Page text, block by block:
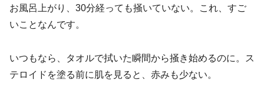
お風呂上がり、30分経っても掻いていない。これ、すご
いことなんです。
いつもなら、タオルで拭いた瞬間から掻き始めるのに。ス
テロイドを塗る前に肌を見ると、赤みも少ない。